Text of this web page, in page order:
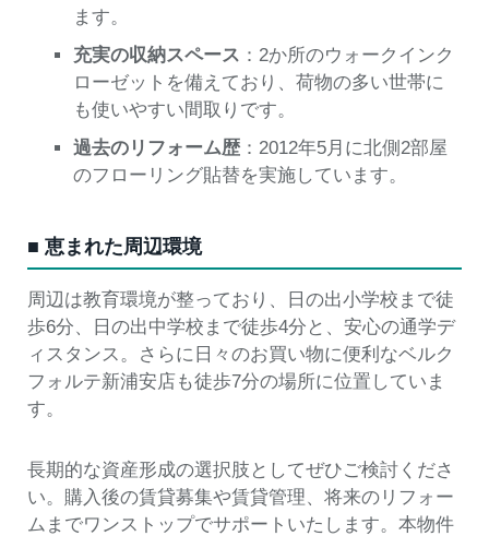
ます。
充実の収納スペース ：2か所のウォークインク
ローゼットを備えており、荷物の多い世帯に
も使いやすい間取りです。
過去のリフォーム歴 ：2012年5月に北側2部屋
のフローリング貼替を実施しています。
■ 恵まれた周辺環境
周辺は教育環境が整っており、日の出小学校まで徒
歩6分、日の出中学校まで徒歩4分と、安心の通学デ
ィスタンス。さらに日々のお買い物に便利なベルク
フォルテ新浦安店も徒歩7分の場所に位置していま
す。
長期的な資産形成の選択肢としてぜひご検討くださ
い。購入後の賃貸募集や賃貸管理、将来のリフォー
ムまでワンストップでサポートいたします。本物件